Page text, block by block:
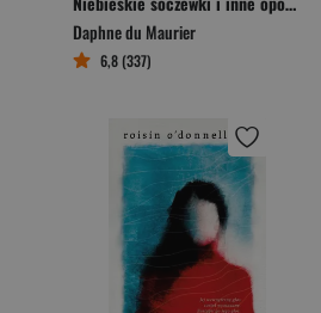
Daphne du Maurier
6,8 (337)